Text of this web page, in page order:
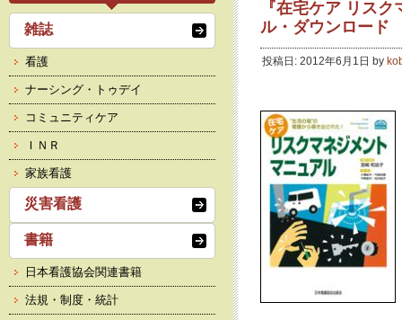
『在宅ケア リス
ル・ダウンロード
投稿日: 2012年6月1日 by
雑誌
看護
ナーシング・トゥデイ
コミュニティケア
ＩＮＲ
家族看護
災害看護
書籍
日本看護協会関連書籍
法規・制度・統計